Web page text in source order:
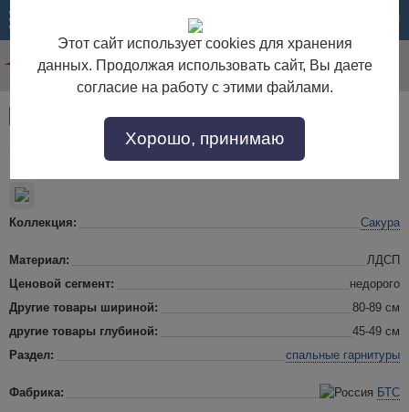
49803
Спальный гарнитур Сакура
Коллекция: Сакура
Материал:
ЛДСП
Ценовой сегмент:
недорого
Другие товары шириной:
80-89 см
другие товары глубиной:
45-49 см
Раздел:
спальные гарнитуры
Фабрика: БТС
Этот сайт использует cookies для хранения
данных. Продолжая использовать сайт, Вы даете
согласие на работу с этими файлами.
Хорошо, принимаю